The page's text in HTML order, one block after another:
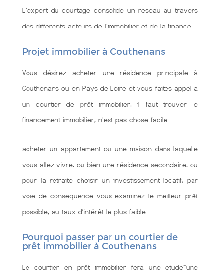
L'expert du courtage consolide un réseau au travers
des différents acteurs de l'immobilier et de la finance.
Projet immobilier à Couthenans
Vous désirez acheter une résidence principale à
Couthenans ou en Pays de Loire et vous faites appel à
un courtier de prêt immobilier, il faut trouver le
financement immobilier, n'est pas chose facile.
acheter un appartement ou une maison dans laquelle
vous allez vivre, ou bien une résidence secondaire, ou
pour la retraite choisir un investissement locatif, par
voie de conséquence vous examinez le meilleur prêt
possible, au taux d’intérêt le plus faible.
Pourquoi passer par un courtier de
prêt immobilier à Couthenans
Le courtier en prêt immobilier fera une étude~une